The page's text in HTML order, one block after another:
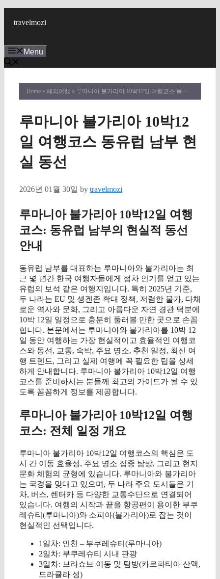
travelmozi
Menu
Home » 해외여행 » 루마니아 불가리아 10박12일 여행코스 동유럽 남부 현실 동선
루마니아 불가리아 10박12
일 여행코스 동유럽 남부 현
실 동선
2026년 01월 30일 by travelmozi
루마니아 불가리아 10박12일 여행
코스: 동유럽 남부의 현실적 동선
안내
동유럽 남부를 대표하는 루마니아와 불가리아는 최
근 몇 년간 한국 여행자들에게 점차 인기를 얻고 있는
유럽의 보석 같은 여행지입니다. 특히 2025년 기준,
두 나라는 EU 및 셍겐존 확대 정책, 저렴한 물가, 다채
로운 역사와 문화, 그리고 아름다운 자연 경관 덕분에
10박 12일 일정으로 충분히 둘러볼 만한 곳으로 손꼽
힙니다. 본문에서는 루마니아와 불가리아를 10박 12
일 동안 여행하는 가장 현실적이고 효율적인 여행코
스와 동선, 교통, 숙박, 주요 명소, 추천 일정, 최신 여
행 트렌드, 그리고 실제 여행에 꼭 필요한 팁을 상세
하게 안내합니다. 루마니아 불가리아 10박12일 여행
코스를 준비하시는 분들께 최고의 가이드가 될 수 있
도록 꼼꼼하게 정보를 제공합니다.
루마니아 불가리아 10박12일 여행
코스: 전체 일정 개요
루마니아 불가리아 10박12일 여행코스의 핵심은 도
시 간 이동 효율성, 주요 명소 집중 탐방, 그리고 현지
문화 체험의 균형에 있습니다. 루마니아와 불가리아
는 국경을 맞대고 있으며, 두 나라 주요 도시들은 기
차, 버스, 렌터카 등 다양한 교통수단으로 연결되어
있습니다. 여행의 시작과 끝을 항공편이 용이한 부쿠
레슈티(루마니아)와 소피아(불가리아)로 잡는 것이
현실적인 선택입니다.
1일차: 인천 – 부쿠레슈티(루마니아)
2일차: 부쿠레슈티 시내 관광
3일차: 브라쇼브 이동 및 탐방(카르파티아 산맥,
드라큘라 성)